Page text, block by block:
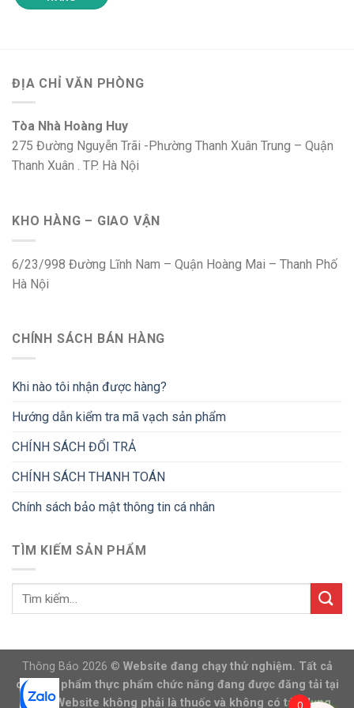
ĐỊA CHỈ VĂN PHÒNG
Tòa Nhà Hoàng Huy
275 Đường Nguyễn Trãi -Phường Thanh Xuân Trung – Quận
Thanh Xuân . TP. Hà Nội
KHO HÀNG – GIAO VẬN
6/23/998 Đường Lĩnh Nam – Quận Hoàng Mai – Thanh Phố
Hà Nội
CHÍNH SÁCH BÁN HÀNG
Khi nào tôi nhận được hàng?
Hướng dẫn kiểm tra mã vạch sản phẩm
CHÍNH SÁCH ĐỔI TRẢ
CHÍNH SÁCH THANH TOÁN
Chính sách bảo mật thông tin cá nhân
TÌM KIẾM SẢN PHẨM
Thông Báo 2026 © Website đang chạy thử nghiệm. Tất cả
các sản phẩm thực phẩm chức năng đang được đăng tải tại
trang Website không phải là thuốc và không có tác dụng
0